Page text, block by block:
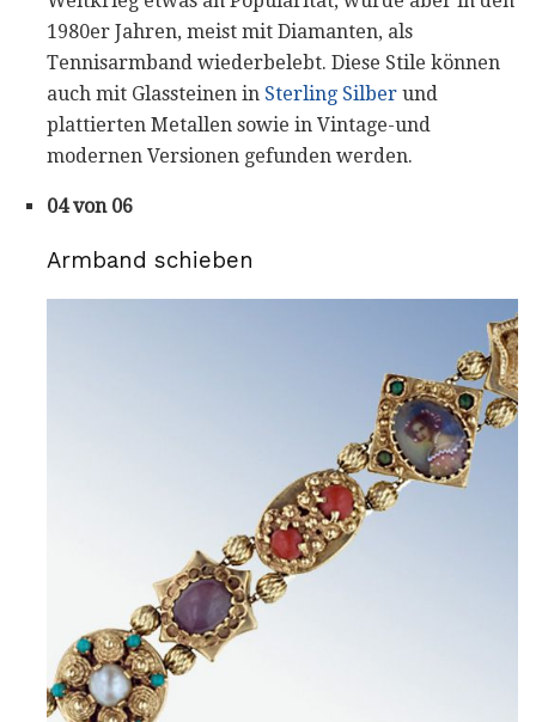
1980er Jahren, meist mit Diamanten, als
Tennisarmband wiederbelebt. Diese Stile können
auch mit Glassteinen in Sterling Silber und
plattierten Metallen sowie in Vintage-und
modernen Versionen gefunden werden.
04 von 06
Armband schieben